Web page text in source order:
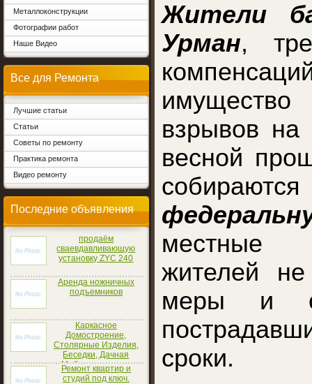
Металлоконструкции
Фотографии работ
Наше Видео
Все для Ремонта
Лучшие статьи
Статьи
Советы по ремонту
Практика ремонта
Видео ремонту
Последние объявления
продаём
сваевдавливающую
установку ZYC 240
Аренда ножничных
подъемников
Каркасное
Домостроение,
Столярные Изделия,
Беседки, Дачная
Мебель
Ремонт квартир и
студий под ключ.
Жители
Урман,
взрывов на
весной
местные
жителей
меры и
сроки.